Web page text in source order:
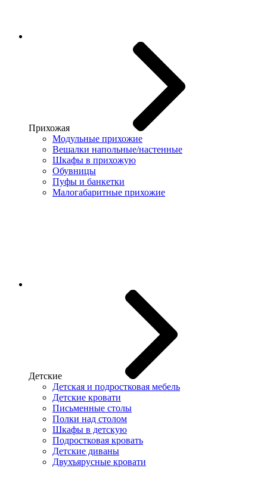
Прихожая
Модульные прихожие
Вешалки напольные/настенные
Шкафы в прихожую
Обувницы
Пуфы и банкетки
Малогабаритные прихожие
Детские
Детская и подростковая мебель
Детские кровати
Письменные столы
Полки над столом
Шкафы в детскую
Подростковая кровать
Детские диваны
Двухъярусные кровати